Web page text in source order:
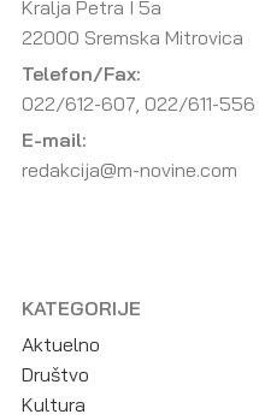
Kralja Petra I 5a
22000 Sremska Mitrovica
Telefon/Fax:
022/612-607, 022/611-556
E-mail:
redakcija@m-novine.com
KATEGORIJE
Aktuelno
Društvo
Kultura